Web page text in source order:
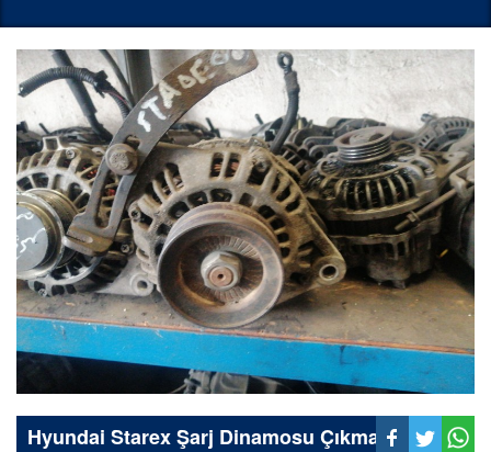
Hyundai Starex Şarj Dinamosu Çıkma